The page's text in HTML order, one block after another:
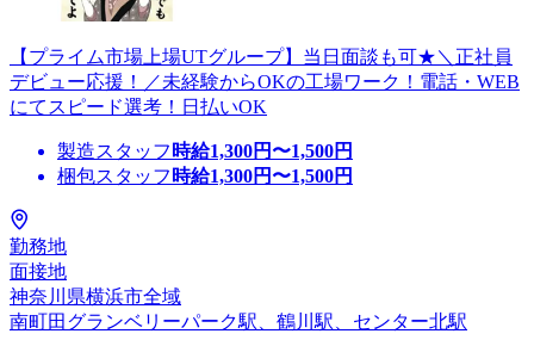
【プライム市場上場UTグループ】当日面談も可★＼正社員
デビュー応援！／未経験からOKの工場ワーク！電話・WEB
にてスピード選考！日払いOK
製造スタッフ 時給1,300円〜1,500円
梱包スタッフ 時給1,300円〜1,500円
勤務地
面接地
神奈川県横浜市全域
南町田グランベリーパーク駅、鶴川駅、センター北駅